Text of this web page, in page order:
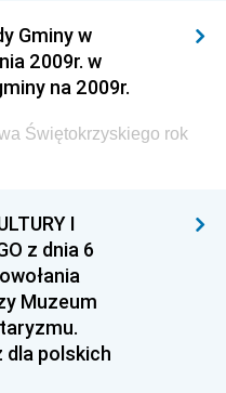
Gminy w
2009r. w
na 2009r.
Świętokrzyskiego rok
I
z dnia 6
Muzeum
polskich